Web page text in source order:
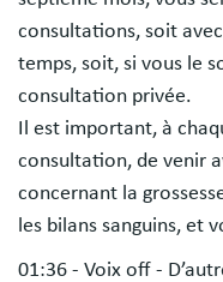
consultations, soit
temps, soit, si vous le
consultation privée.
Il est important, à
consultation, de venir
concernant la
les bilans sanguins, et
01:36 - Voix off -